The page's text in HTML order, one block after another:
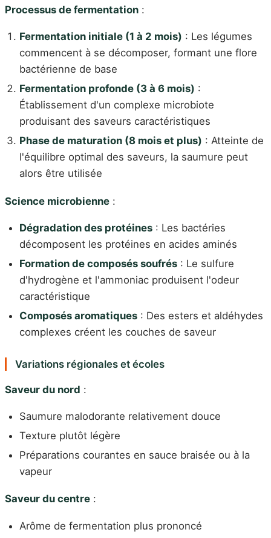
Processus de fermentation :
Fermentation initiale (1 à 2 mois) : Les légumes
commencent à se décomposer, formant une flore
bactérienne de base
Fermentation profonde (3 à 6 mois) :
Établissement d'un complexe microbiote
produisant des saveurs caractéristiques
Phase de maturation (8 mois et plus) : Atteinte de
l'équilibre optimal des saveurs, la saumure peut
alors être utilisée
Science microbienne :
Dégradation des protéines : Les bactéries
décomposent les protéines en acides aminés
Formation de composés soufrés : Le sulfure
d'hydrogène et l'ammoniac produisent l'odeur
caractéristique
Composés aromatiques : Des esters et aldéhydes
complexes créent les couches de saveur
Variations régionales et écoles
Saveur du nord :
Saumure malodorante relativement douce
Texture plutôt légère
Préparations courantes en sauce braisée ou à la
vapeur
Saveur du centre :
Arôme de fermentation plus prononcé